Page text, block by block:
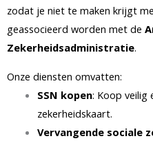
zodat je niet te maken krijgt
geassocieerd worden met de
Zekerheidsadministratie.
Onze diensten omvatten:
SSN kopen: Koop veilig
zekerheidskaart.
Vervangende sociale